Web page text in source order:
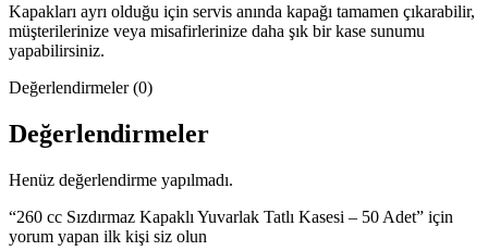
Kapakları ayrı olduğu için servis anında kapağı tamamen çıkarabilir,
müşterilerinize veya misafirlerinize daha şık bir kase sunumu
yapabilirsiniz.
Değerlendirmeler (0)
Değerlendirmeler
Henüz değerlendirme yapılmadı.
“260 cc Sızdırmaz Kapaklı Yuvarlak Tatlı Kasesi – 50 Adet” için
yorum yapan ilk kişi siz olun